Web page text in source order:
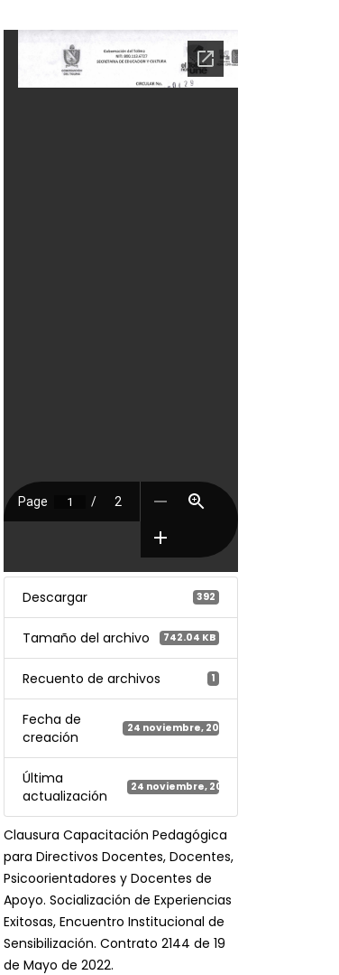
Descargar 392
Tamaño del archivo 742.04 KB
Recuento de archivos 1
Fecha de
creación
24 noviembre, 2022
Última
actualización
24 noviembre, 2022
Clausura Capacitación Pedagógica
para Directivos Docentes, Docentes,
Psicoorientadores y Docentes de
Apoyo. Socialización de Experiencias
Exitosas, Encuentro Institucional de
Sensibilización. Contrato 2144 de 19
de Mayo de 2022.